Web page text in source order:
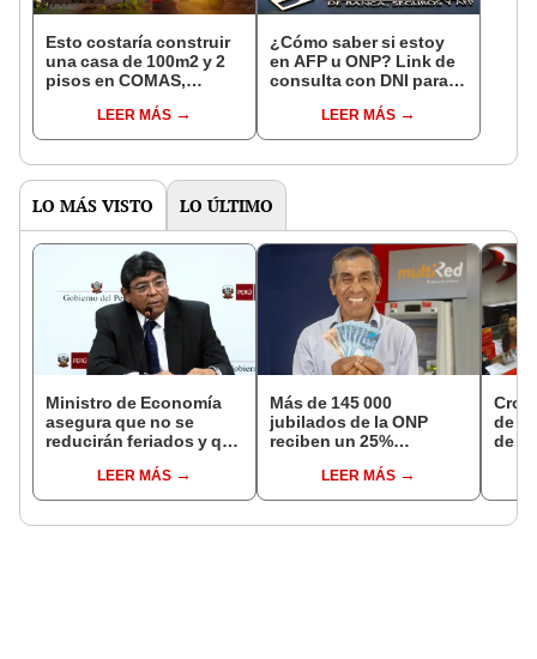
Esto costaría construir
una casa de 100m2 y 2
pisos en COMAS,
distritos de LIMA
NORTE
LEER MÁS
¿Cómo saber si estoy
en AFP u ONP? Link de
consulta con DNI para
pensiones estás
LEER MÁS
LO MÁS VISTO LO ÚLTIMO
Ministro de Economía
asegura que no se
reducirán feriados y que
aumentará en dos
etapas
LEER MÁS
Más de 145 000
jubilados de la ONP
reciben un 25%
en agostoLEER MÁS
de
de